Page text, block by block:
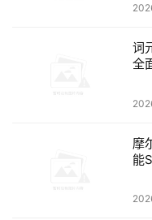
AI推理与执行越靠近
掌握边缘分布式架构
AI驱动漏洞挖掘让
依赖已知特征，在运
词
全
摩
能